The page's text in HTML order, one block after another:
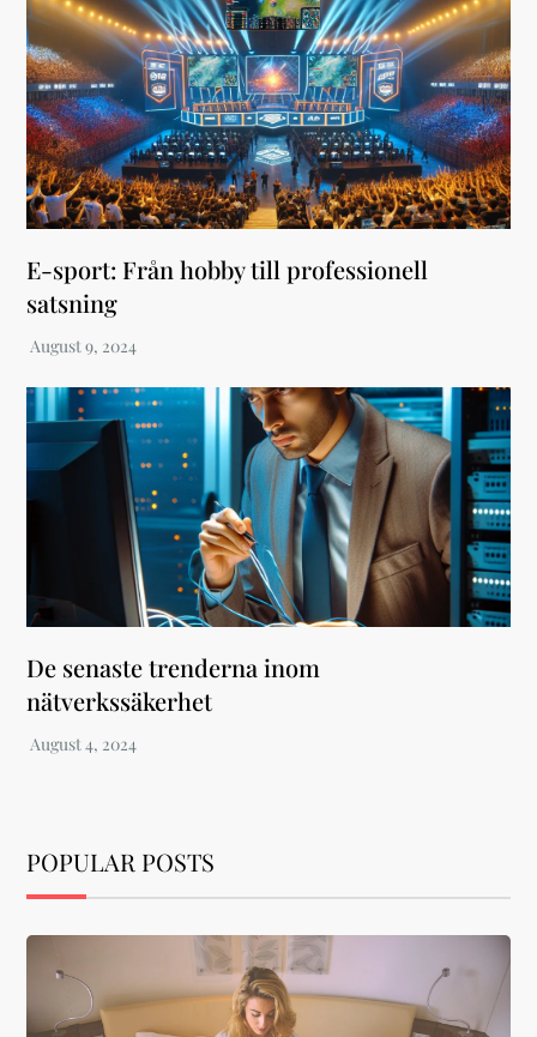
E-sport: Från hobby till professionell
satsning
De senaste trenderna inom
nätverkssäkerhet
POPULAR POSTS